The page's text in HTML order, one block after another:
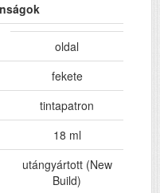
oldal
fekete
tintapatron
18 ml
utángyártott (New
Build)